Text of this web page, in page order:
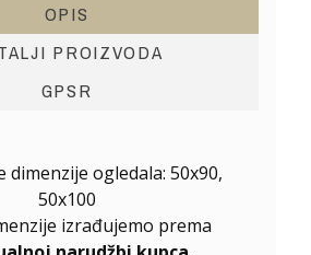
OPIS
PROIZVODA
GPSR
dimenzije ogledala: 50x90,
50x100
izrađujemo prema